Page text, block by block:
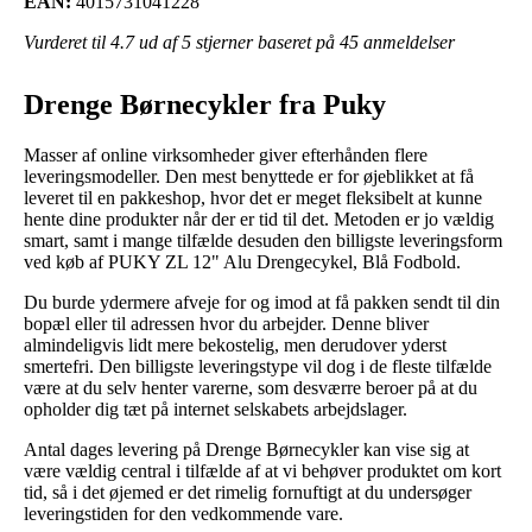
Vurderet til 4.7ud af 5 stjerner baseret på 45 anmeldelser
Drenge Børnecykler fra Puky
Masser af online virksomheder giver efterhånden flere
leveringsmodeller. Den mest benyttede er for øjeblikket at få
leveret til en pakkeshop, hvor det er meget fleksibelt at kunne
hente dine produkter når der er tid til det. Metoden er jo vældig
smart, samt i mange tilfælde desuden den billigste leveringsform
ved køb af PUKY ZL 12" Alu Drengecykel, Blå Fodbold.
Du burde ydermere afveje for og imod at få pakken sendt til din
bopæl eller til adressen hvor du arbejder. Denne bliver
almindeligvis lidt mere bekostelig, men derudover yderst
smertefri. Den billigste leveringstype vil dog i de fleste tilfælde
være at du selv henter varerne, som desværre beroer på at du
opholder dig tæt på internet selskabets arbejdslager.
Antal dages levering på Drenge Børnecykler kan vise sig at
være vældig central i tilfælde af at vi behøver produktet om kort
tid, så i det øjemed er det rimelig fornuftigt at du undersøger
leveringstiden for den vedkommende vare.